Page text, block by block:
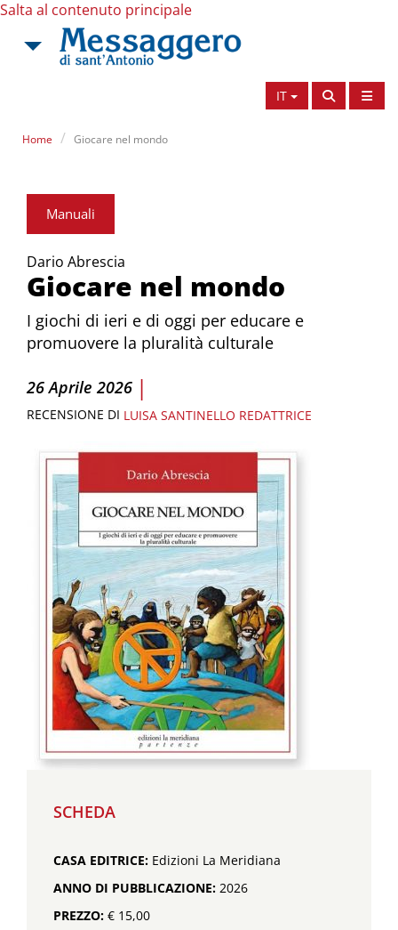
Salta al contenuto principale
IT
Home Giocare nel mondo
Manuali
Dario Abrescia
Giocare nel mondo
I giochi di ieri e di oggi per educare e
promuovere la pluralità culturale
26 Aprile 2026 |
RECENSIONE DI LUISA SANTINELLO REDATTRICE
SCHEDA
CASA EDITRICE: Edizioni La Meridiana
ANNO DI PUBBLICAZIONE: 2026
PREZZO: € 15,00